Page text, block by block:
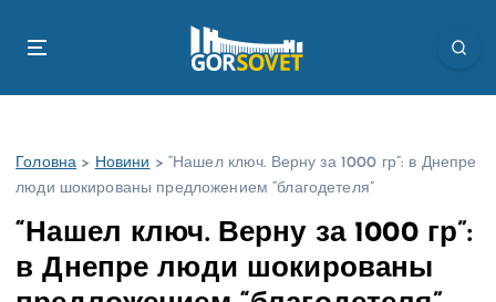
Головна > Новини > “Нашел ключ. Верну за 1000 гр”: в Днепре
люди шокированы предложением “благодетеля”
“Нашел ключ. Верну за 1000 гр”:
в Днепре люди шокированы